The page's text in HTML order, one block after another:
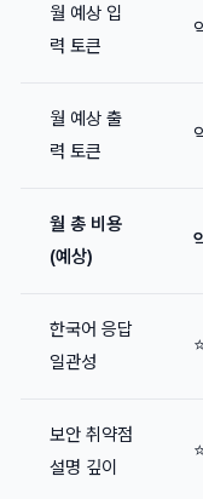
월 예상 입
력 토큰
월 예상 출
력 토큰
월 총 비용
(예상)
한국어 응답
일관성
보안 취약점
설명 깊이